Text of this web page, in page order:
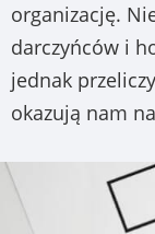
organizację.
darczyńców i
jednak
okazują nam